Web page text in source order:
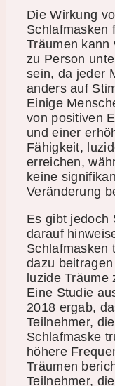
Die Wirkung
Schlafmasken
Träumen kann
zu Person
sein, da jeder
anders auf
Einige
von positiven
und einer
Fähigkeit,
erreichen,
keine
Veränderung
Es gibt jedoch
darauf
Schlafmasken
dazu
luzide Träume
Eine Studie
2018 ergab,
Teilnehmer,
Schlafmaske
höhere
Träumen
Teilnehmer,